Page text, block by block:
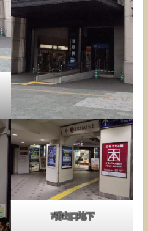
7番出口地下